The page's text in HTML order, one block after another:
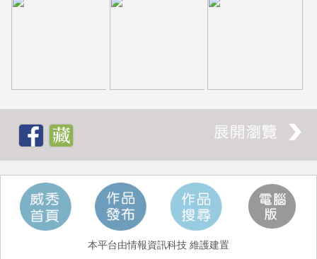
本平台由情報資訊科技 維護建置